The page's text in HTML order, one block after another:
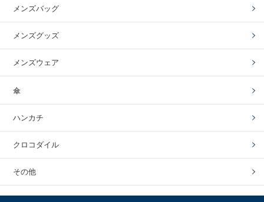
メンズバッグ
メンズグッズ
メンズウェア
傘
ハンカチ
クロコダイル
その他